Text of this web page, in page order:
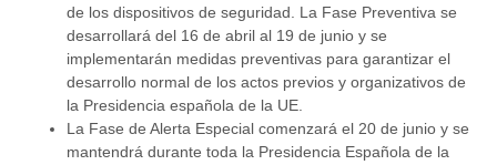
de los dispositivos de seguridad. La Fase Preventiva se
desarrollará del 16 de abril al 19 de junio y se
implementarán medidas preventivas para garantizar el
desarrollo normal de los actos previos y organizativos de
la Presidencia española de la UE.
La Fase de Alerta Especial comenzará el 20 de junio y se
mantendrá durante toda la Presidencia Española de la